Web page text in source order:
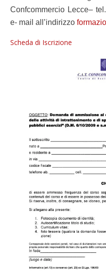
Confcommercio Lecce–
e- mail all’indirizzo
Scheda di Iscrizione